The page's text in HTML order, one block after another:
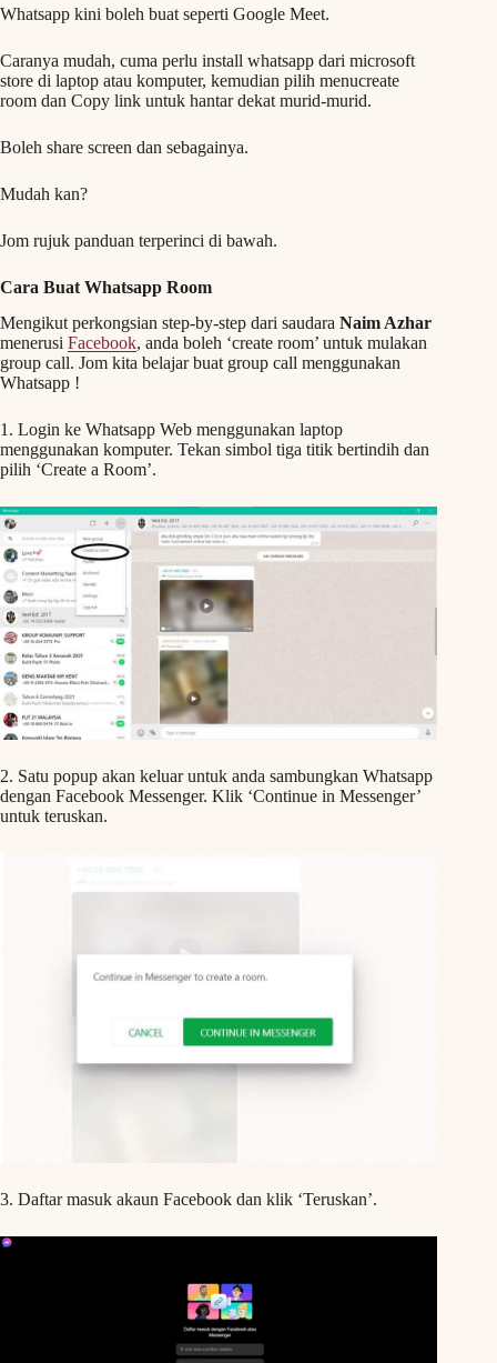
Whatsapp kini boleh buat seperti Google Meet.
Caranya mudah, cuma perlu install whatsapp dari microsoft
store di laptop atau komputer, kemudian pilih menucreate
room dan Copy link untuk hantar dekat murid-murid.
Boleh share screen dan sebagainya.
Mudah kan?
Jom rujuk panduan terperinci di bawah.
Cara Buat Whatsapp Room
Mengikut perkongsian step-by-step dari saudara Naim Azhar
menerusi Facebook, anda boleh ‘create room’ untuk mulakan
group call. Jom kita belajar buat group call menggunakan
Whatsapp !
1. Login ke Whatsapp Web menggunakan laptop
menggunakan komputer. Tekan simbol tiga titik bertindih dan
pilih ‘Create a Room’.
2. Satu popup akan keluar untuk anda sambungkan Whatsapp
dengan Facebook Messenger. Klik ‘Continue in Messenger’
untuk teruskan.
3. Daftar masuk akaun Facebook dan klik ‘Teruskan’.